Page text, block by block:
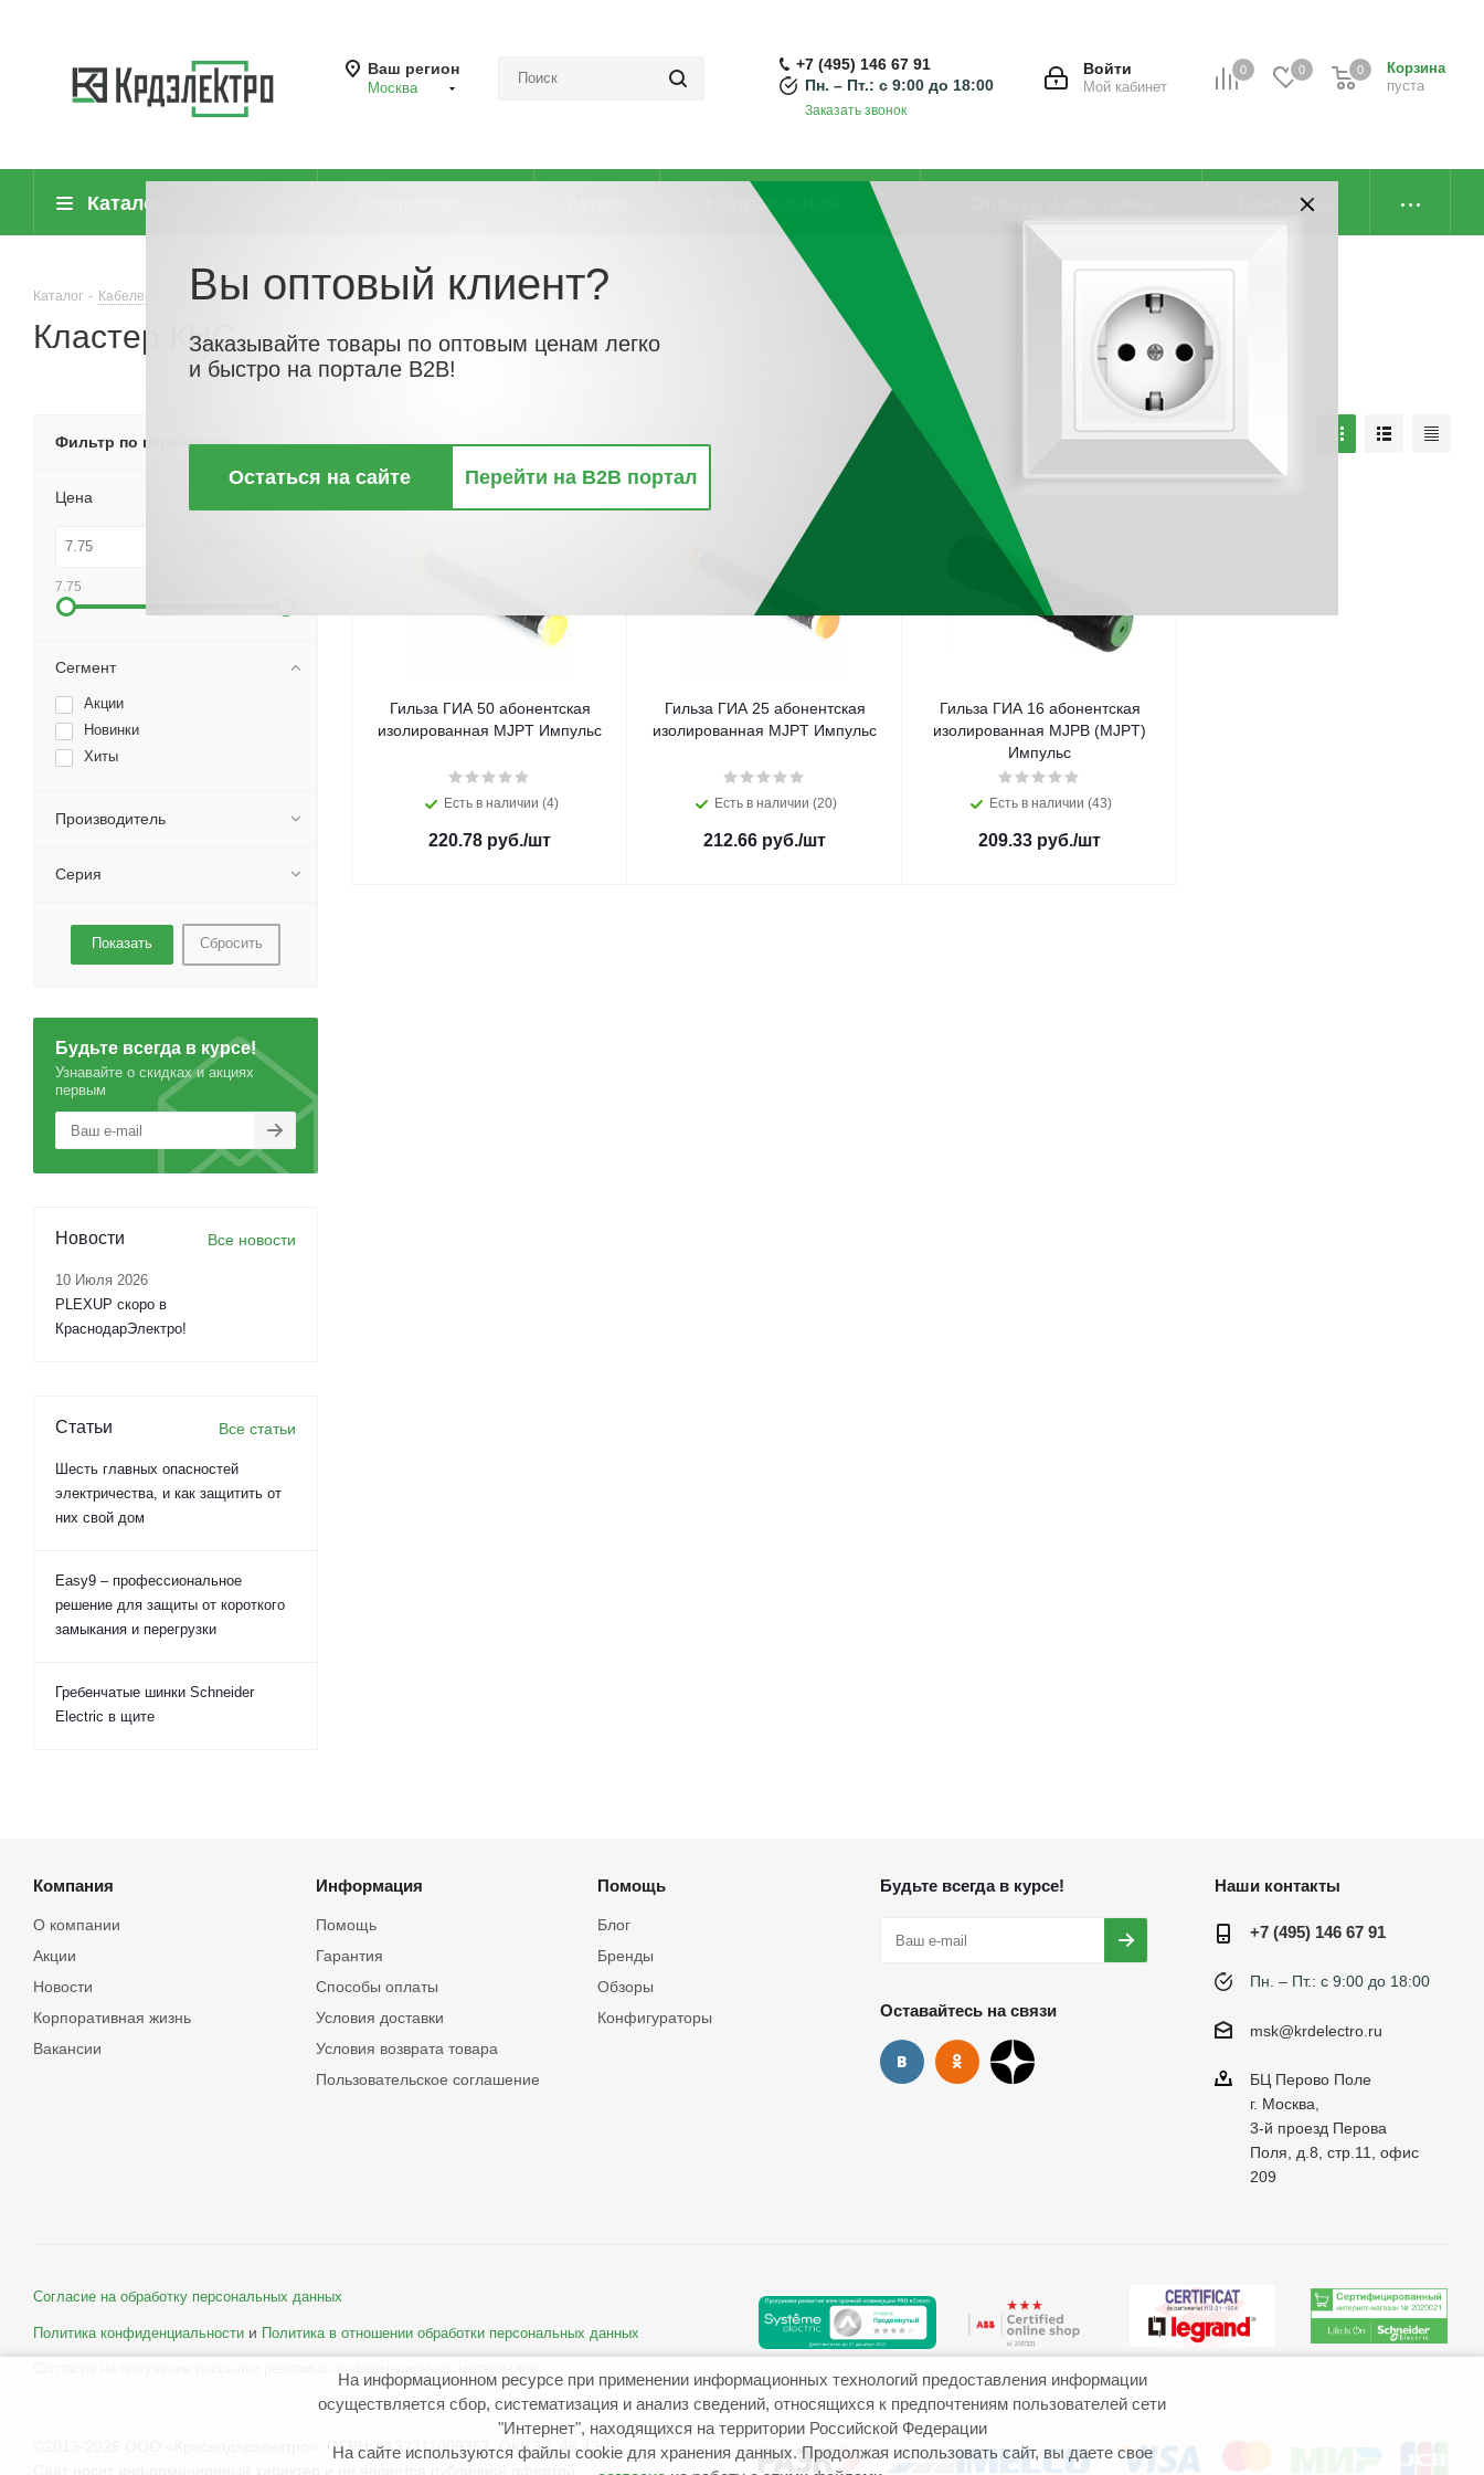
Ваш регион
Москва
0 0
Корзина
пуста
0
Войти
Мой кабинет
+7 (495) 146 67 91
Пн. – Пт.: с 9:00 до 18:00
Заказать звонок
Каталог Направления Контакты
Каталог - Кабеленесущие системы (системы для прокладки кабеля) - Кластер КНС
Кластер КНС
По цене По наличию
Гильза ГИА 50 абонентская
изолированная MJPT Импульс
Есть в наличии (4)
220.78 руб./шт
Гильза ГИА 25 абонентская
изолированная MJPT Импульс
Есть в наличии (20)
212.66 руб./шт
Гильза ГИА 16 абонентская
изолированная MJPB (MJPT)
Импульс
Есть в наличии (43)
209.33 руб./шт
Фильтр по параметрам
Цена
7.75
Сегмент
Акции
Новинки
Хиты
Производитель
Серия
Сбросить
Будьте всегда в курсе!
Узнавайте о скидках и акциях
первым
Новости Все новости
10 Июля 2026
PLEXUP скоро в
КраснодарЭлектро!
Статьи Все статьи
Шесть главных опасностей
электричества, и как защитить от
них свой дом
Easy9 – профессиональное
решение для защиты от короткого
замыкания и перегрузки
Гребенчатые шинки Schneider
Electric в щите
Компания
О компании
Акции
Новости
Корпоративная жизнь
Вакансии
Информация
Помощь
Гарантия
Способы оплаты
Условия доставки
Условия возврата товара
Пользовательское соглашение
Помощь
Блог
Бренды
Обзоры
Конфигураторы
Будьте всегда в курсе!
Оставайтесь на связи
Наши контакты
+7 (495) 146 67 91
Пн. – Пт.: с 9:00 до 18:00
msk@krdelectro.ru
БЦ Перово Поле
г. Москва,
3-й проезд Перова
Поля, д.8, стр.11, офис
209
Согласие на обработку персональных данных
Политика конфиденциальности и Политика в отношении обработки персональных данных
©2013-2026 ООО «Краснодарэлектро» ОГРН: 1132311009357 ОКВЭД: 46.43.1
На информационном ресурсе при применении информационных технологий предоставления информации
осуществляется сбор, систематизация и анализ сведений, относящихся к предпочтениям пользователей сети
"Интернет", находящихся на территории Российской Федерации
На сайте используются файлы cookie для хранения данных. Продолжая использовать сайт, вы даете свое
Вы оптовый клиент?
Заказывайте товары по оптовым ценам легко
и быстро на портале B2B!
Остаться на сайте Перейти на B2B портал